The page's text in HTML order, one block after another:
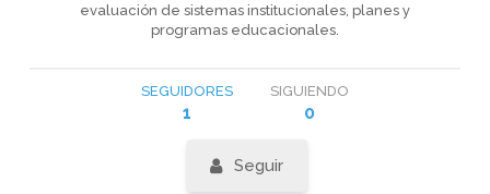
evaluación de sistemas institucionales, planes y
programas educacionales.
SEGUIDORES
1
SIGUIENDO
0
Seguir